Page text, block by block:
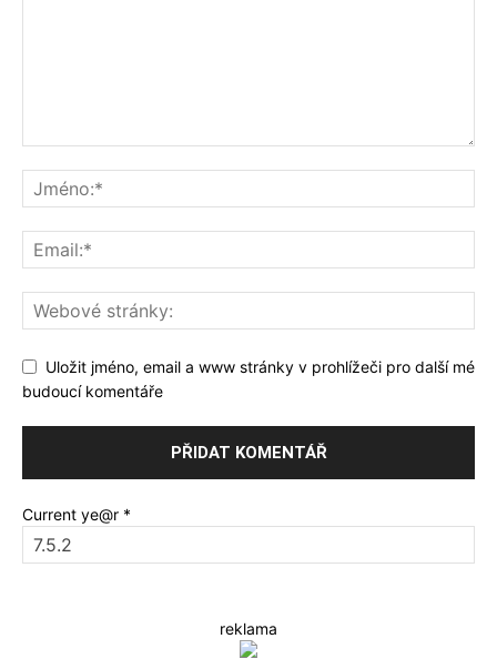
Uložit jméno, email a www stránky v prohlížeči pro další mé
budoucí komentáře
Current ye@r *
reklama